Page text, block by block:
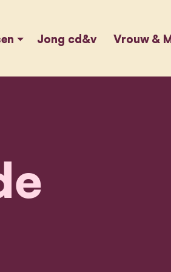
Jong cd&v Vrouw &